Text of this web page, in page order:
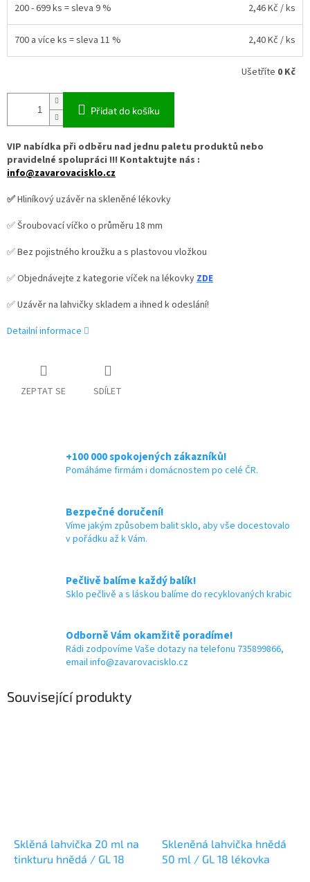
200 - 699 ks = sleva 9 % 2,46 Kč / ks
700 a více ks = sleva 11 % 2,40 Kč / ks
Ušetříte 0 Kč
Přidat do košíku
VIP nabídka při odběru nad jednu paletu produktů nebo
pravidelné spolupráci !!! Kontaktujte nás :
info@zavarovacisklo.cz
✅Hliníkový uzávěr na skleněné lékovky
✅ Šroubovací víčko o průměru 18 mm
✅ Bez pojistného kroužku a s plastovou vložkou
✅ Objednávejte z kategorie víček na lékovky ZDE
✅ Uzávěr na lahvičky skladem a ihned k odeslání!
Detailní informace
ZEPTAT SE SDÍLET
+100 000 spokojených zákazníků!
Pomáháme firmám i domácnostem po celé ČR.
Bezpečné doručení!
Víme jakým způsobem balit sklo, aby vše docestovalo
v pořádku až k Vám.
Pečlivě balíme každý balík!
Sklo pečlivě a s láskou balíme do recyklovaných krabic
Odborně Vám okamžitě poradíme!
Rádi zodpovíme Vaše dotazy na telefonu 735899866,
email info@zavarovacisklo.cz
Související produkty
Sklěná lahvička 20 ml na
tinkturu hnědá / GL 18
Skleněná lahvička hnědá
50 ml / GL 18 lékovka